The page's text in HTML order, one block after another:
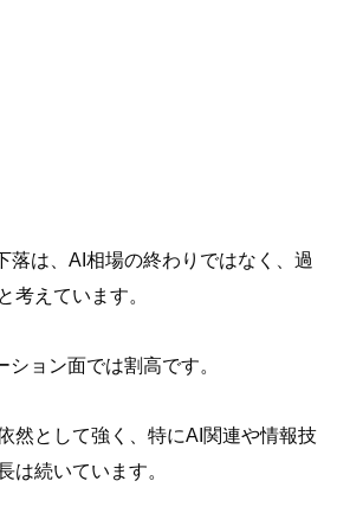
落は、AI相場の終わりではなく、過
考えています。
ョン面では割高です。
然として強く、特にAI関連や情報技
は続いています。